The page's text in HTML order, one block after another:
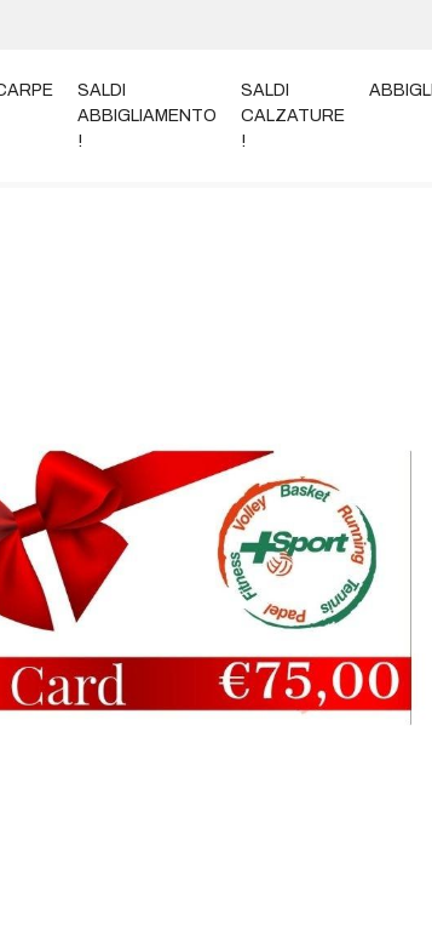
SALDI
ABBIGLIAMENTO
!
SALDI
CALZATURE
!